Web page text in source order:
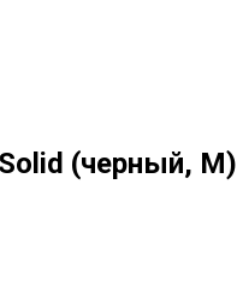
(черный, M)